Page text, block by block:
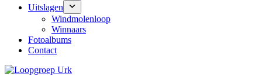
Uitslagen
Windmolenloop
Winnaars
Fotoalbums
Contact